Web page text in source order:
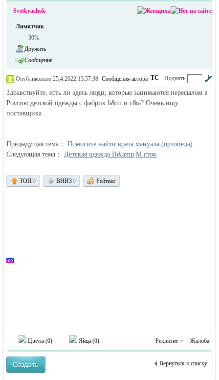
жизнь и
объявления в
MEINLAND.
Svetkyachok
Лимитчик
30%
Дружить
Сообщение
Поднять
ТС
Опубликовано 25.4.2022 13:57:38 Сообщения автора
Здравствуйте, есть ли здесь люди, которые занимаются пересылом в
Россию детской одежды с фабрик h&m и c&a? Очень ищу
поставщика
Предыдущая тема：Помогите найти врача мануала (ортопеда).
Следующая тема：Детская одежда H&amp;M сток
ТОП0 ВНИЗ0 Рейтинг
Цветы (0) Яйца (0) Реквизит Жалоба
Вернуться к списку